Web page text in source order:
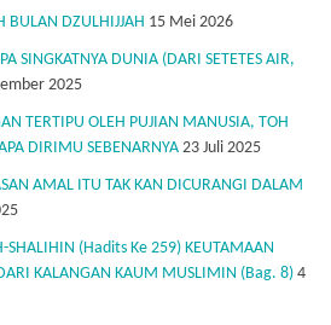
DZULHIJJAH 15 Mei 2026
SINGKATNYA DUNIA (DARI SETETES AIR,
2025
TERTIPU OLEH PUJIAN MANUSIA, TOH
DIRIMU SEBENARNYA 23 Juli 2025
AMAL ITU TAK KAN DICURANGI DALAM
SHALIHIN (Hadits Ke 259) KEUTAMAAN
KALANGAN KAUM MUSLIMIN (Bag. 8) 4